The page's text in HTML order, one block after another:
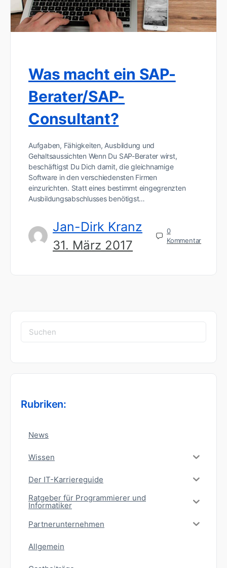
Was macht ein SAP-
Berater/SAP-
Consultant?
Aufgaben, Fähigkeiten, Ausbildung und
Gehaltsaussichten Wenn Du SAP-Berater wirst,
beschäftigst Du Dich damit, die gleichnamige
Software in den verschiedensten Firmen
einzurichten. Statt eines bestimmt eingegrenzten
Ausbildungsabschlusses benötigst…
Jan-Dirk Kranz
31. März 2017
0
Kommentar
Suchen
nach:
Rubriken:
News
Wissen
Der IT-Karriereguide
Ratgeber für Programmierer und
Informatiker
Partnerunternehmen
Allgemein